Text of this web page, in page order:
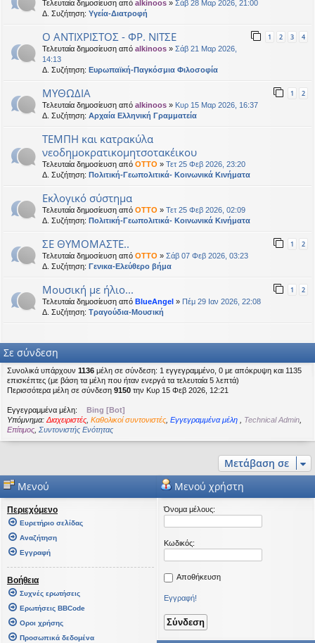
Τελευταία δημοσίευση από alkinoos » Σάβ 28 Μαρ 2026, 21:00
Δ. Συζήτηση: Υγεία-Διατροφή
Ο ΑΝΤΙΧΡΙΣΤΟΣ - ΦΡ. ΝΙΤΣΕ 1 2 3 4
Τελευταία δημοσίευση από alkinoos » Σάβ 21 Μαρ 2026,
14:13
Δ. Συζήτηση: Ευρωπαϊκή-Παγκόσμια Φιλοσοφία
ΜΥΘΩΔΙΑ 1 2
Τελευταία δημοσίευση από alkinoos » Κυρ 15 Μαρ 2026, 16:37
Δ. Συζήτηση: Αρχαία Ελληνική Γραμματεία
ΤΕΜΠΗ και κατρακύλα
νεοδημοκρατικομητσοτακέικου
Τελευταία δημοσίευση από OTTO » Τετ 25 Φεβ 2026, 23:20
Δ. Συζήτηση: Πολιτική-Γεωπολιτικά- Κοινωνικά Κινήματα
Εκλογικό σύστημα
Τελευταία δημοσίευση από OTTO » Τετ 25 Φεβ 2026, 02:09
Δ. Συζήτηση: Πολιτική-Γεωπολιτικά- Κοινωνικά Κινήματα
ΣΕ ΘΥΜΟΜΑΣΤΕ.. 1 2
Τελευταία δημοσίευση από OTTO » Σάβ 07 Φεβ 2026, 03:23
Δ. Συζήτηση: Γενικα-Ελεύθερο βήμα
Μουσική με ήλιο... 1 2
Τελευταία δημοσίευση από BlueAngel » Πέμ 29 Ιαν 2026, 22:08
Δ. Συζήτηση: Τραγούδια-Μουσική
Σε σύνδεση
Συνολικά υπάρχουν 1136 μέλη σε σύνδεση: 1 εγγεγραμμένο, 0 με απόκρυψη και 1135
επισκέπτες (με βάση τα μέλη που ήταν ενεργά τα τελευταία 5 λεπτά)
Περισσότερα μέλη σε σύνδεση 9150 την Κυρ 15 Φεβ 2026, 12:21
Εγγεγραμμένα μέλη:
Bing [Bot]
Υπόμνημα: Διαχειριστές Καθολικοί συντονιστές Εγγεγραμμένα μέλη Technical Admin
Επίτιμος Συντονιστής Ενότητας
Μετάβαση σε
Μενού
Περιεχόμενο
Ευρετήριο σελίδας
Αναζήτηση
Εγγραφή
Βοήθεια
Συχνές ερωτήσεις
Ερωτήσεις BBCode
Οροι χρήσης
Προσωπικά δεδομένα
Μενού χρήστη
Όνομα μέλους:
Κωδικός:
Αποθήκευση
Εγγραφή!